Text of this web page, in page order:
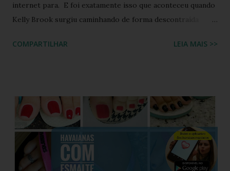
internet para. E foi exatamente isso que aconteceu quando
Kelly Brook surgiu caminhando de forma descontraída
que se tornou rapidamente uma inspiração para fãs de
“estilo real da vida real”: confortável, descomplicado e
totalmente copiável. É aquele tipo de visual que mostra
que moda não precisa ser cara, extravagante ou complexa e
que até as celebridades mais glamourosas valorizam peças
acessíveis que todo mundo pode ter. Hoje você vai ver por
COMPARTILHAR LEIA MAIS >>